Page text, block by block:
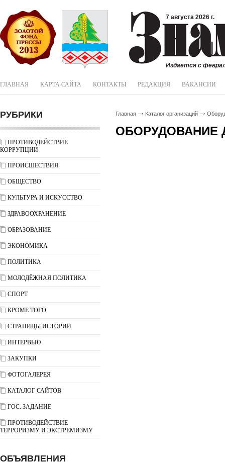
7 августа 2026 г.
Издается с
ГЛАВНАЯ КАРТА САЙТА КОНТАКТЫ РЕДАКЦИЯ ВАКАНСИИ
РУБРИКИ
ПРОТИВОДЕЙСТВИЕ
КОРРУПЦИИ
ПРОИСШЕСТВИЯ
ОБЩЕСТВО
КУЛЬТУРА И ИСКУССТВО
ЗДРАВООХРАНЕНИЕ
ОБРАЗОВАНИЕ
ЭКОНОМИКА
ПОЛИТИКА
МОЛОДЁЖНАЯ ПОЛИТИКА
СПОРТ
КРОМЕ ТОГО
СТРАНИЦЫ ИСТОРИИ
ИНТЕРВЬЮ
ЗАКУПКИ
ФОТОГАЛЕРЕЯ
КАТАЛОГ САЙТОВ
ГОС. ЗАДАНИЕ
ПРОТИВОДЕЙСТВИЕ
ТЕРРОРИЗМУ И ЭКСТРЕМИЗМУ
ОБЪЯВЛЕНИЯ
Главная Каталог организаций
ОБОРУДОВАНИЕ